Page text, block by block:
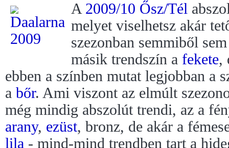
A 2009/10 Ősz/Tél
melyet viselhetsz akár
szezonban semmiből
másik trendszín a fekete,
ebben a színben mutat legjobban a
a bőr. Ami viszont az elmúlt
még mindig abszolút trendi, az a
arany, ezüst, bronz, de akár a
lila - mind-mind trendben tart a